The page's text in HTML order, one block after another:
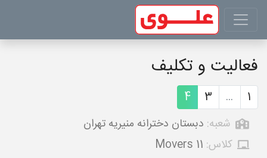
فعالیت و تکلیف
1
...
3
4
شعبه: دبستان دخترانه منیریه تهران
کلاس: Movers 11